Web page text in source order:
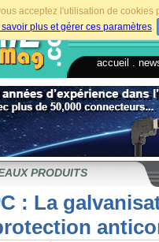
acceptez l'utilisation de
savoir plus et gérer ces paramètres.
accueil
PRODUITS
: La